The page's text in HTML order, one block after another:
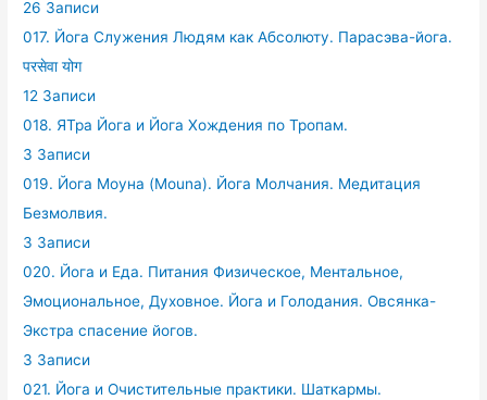
26 Записи
017. Йога Служения Людям как Абсолюту. Парасэва-йога.
परसेवा योग
12 Записи
018. ЯТра Йога и Йога Хождения по Тропам.
3 Записи
019. Йога Моуна (Mouna). Йога Молчания. Медитация
Безмолвия.
3 Записи
020. Йога и Еда. Питания Физическое, Ментальное,
Эмоциональное, Духовное. Йога и Голодания. Овсянка-
Экстра спасение йогов.
3 Записи
021. Йога и Очистительные практики. Шаткармы.